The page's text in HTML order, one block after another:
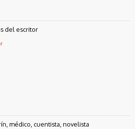
del escritor
médico, cuentista, novelista